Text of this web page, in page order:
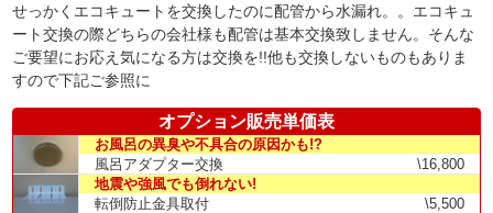
せっかくエコキュートを交換したのに配管から水漏れ。。エコキュ
ート交換の際どちらの会社様も配管は基本交換致しません。そんな
ご要望にお応え気になる方は交換を!!他も交換しないものもありま
すので下記ご参照に
オプション販売単価表
お風呂の異臭や不具合の原因かも!?
風呂アダプター交換
\16,800
地震や強風でも倒れない!
転倒防止金具取付
\5,500